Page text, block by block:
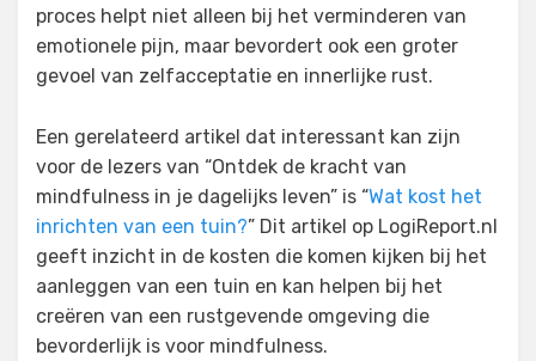
proces helpt niet alleen bij het verminderen van
emotionele pijn, maar bevordert ook een groter
gevoel van zelfacceptatie en innerlijke rust.
Een gerelateerd artikel dat interessant kan zijn
voor de lezers van “Ontdek de kracht van
mindfulness in je dagelijks leven” is “Wat kost het
inrichten van een tuin?” Dit artikel op LogiReport.nl
geeft inzicht in de kosten die komen kijken bij het
aanleggen van een tuin en kan helpen bij het
creëren van een rustgevende omgeving die
bevorderlijk is voor mindfulness.